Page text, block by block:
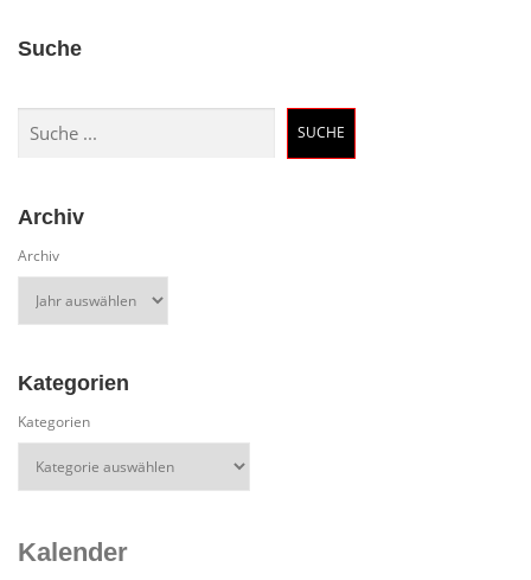
Suche
SUCHE
Archiv
Archiv
Kategorien
Kategorien
Kalender